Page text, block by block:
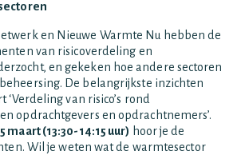
en Nieuwe Warmte Nu hebben de
van risicoverdeling en
en gekeken hoe andere sectoren
De belangrijkste inzichten
van risico’s rond
opdrachtgevers en opdrachtnemers’.
maart (13:30-14:15 uur) hoor je de
Wil je weten wat de warmtesector